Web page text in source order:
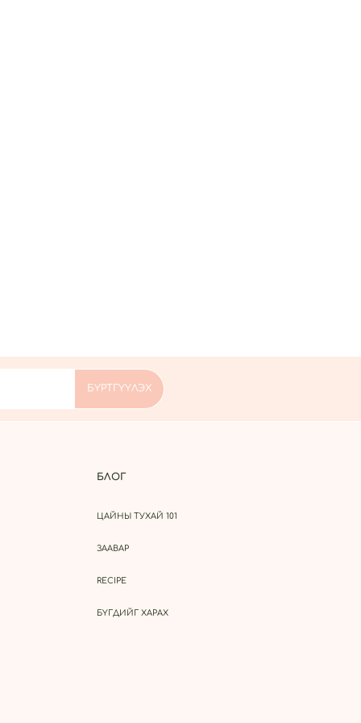
БЛОГ
ЦАЙНЫ ТУХАЙ 101
ЗААВАР
RECIPE
БҮГДИЙГ ХАРАХ